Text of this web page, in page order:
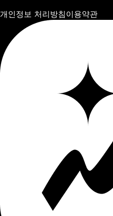
개인정보 처리방침이용약관